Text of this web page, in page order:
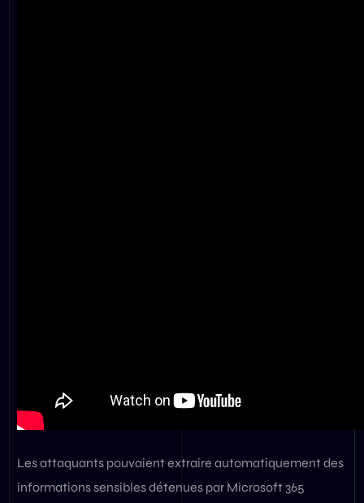
Les attaquants pouvaient extraire automatiquement des
informations sensibles détenues par Microsoft 365